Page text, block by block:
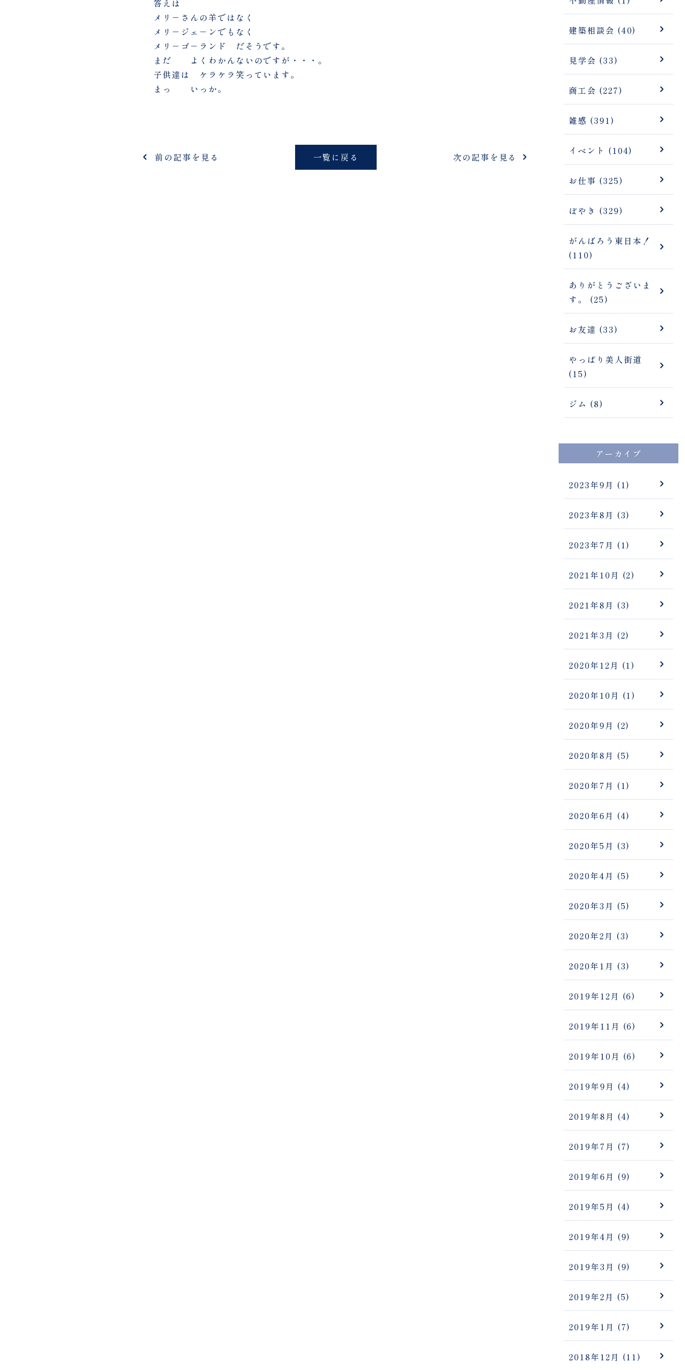
答えは
メリ－さんの羊ではなく
メリ－ジェ－ンでもなく
メリ－ゴ－ランド だそうです。
まだ よくわかんないのですが・・・。
子供達は ケラケラ笑っています。
まっ いっか。
前の記事を見る 一覧に戻る 次の記事を見る
建築相談会 (40)
見学会 (33)
商工会 (227)
雑感 (391)
イベント (104)
お仕事 (325)
ぼやき (329)
がんばろう東日本！
(110)
ありがとうございま
す。 (25)
お友達 (33)
やっぱり美人街道
(15)
ジム (8)
アーカイブ
2023年9月 (1)
2023年8月 (3)
2023年7月 (1)
2021年10月 (2)
2021年8月 (3)
2021年3月 (2)
2020年12月 (1)
2020年10月 (1)
2020年9月 (2)
2020年8月 (5)
2020年7月 (1)
2020年6月 (4)
2020年5月 (3)
2020年4月 (5)
2020年3月 (5)
2020年2月 (3)
2020年1月 (3)
2019年12月 (6)
2019年11月 (6)
2019年10月 (6)
2019年9月 (4)
2019年8月 (4)
2019年7月 (7)
2019年6月 (9)
2019年5月 (4)
2019年4月 (9)
2019年3月 (9)
2019年2月 (5)
2019年1月 (7)
2018年12月 (11)